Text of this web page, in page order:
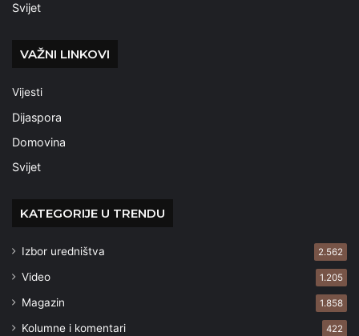
Svijet
VAŽNI LINKOVI
Vijesti
Dijaspora
Domovina
Svijet
KATEGORIJE U TRENDU
Izbor uredništva 2.562
Video 1.205
Magazin 1.858
Kolumne i komentari 422